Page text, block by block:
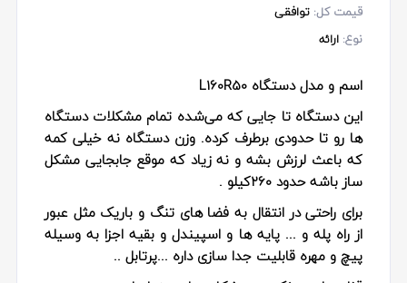
قیمت کل: توافقی
نوع: ارائه
اسم و مدل دستگاه L160R50
این دستگاه تا جایی که می‌شده تمام مشکلات دستگاه
ها رو تا حدودی برطرف کرده. وزن دستگاه نه خیلی کمه
که باعث لرزش بشه و نه زیاد که موقع جابجایی مشکل
ساز باشه حدود ۲۶۰کیلو .
برای راحتی در انتقال به فضا های تنگ و باریک مثل عبور
از راه پله و ... پایه ها و اسپیندل و بقیه اجزا به وسیله‌
پیچ و مهره قابلیت جدا سازی داره ...پرتابل ..